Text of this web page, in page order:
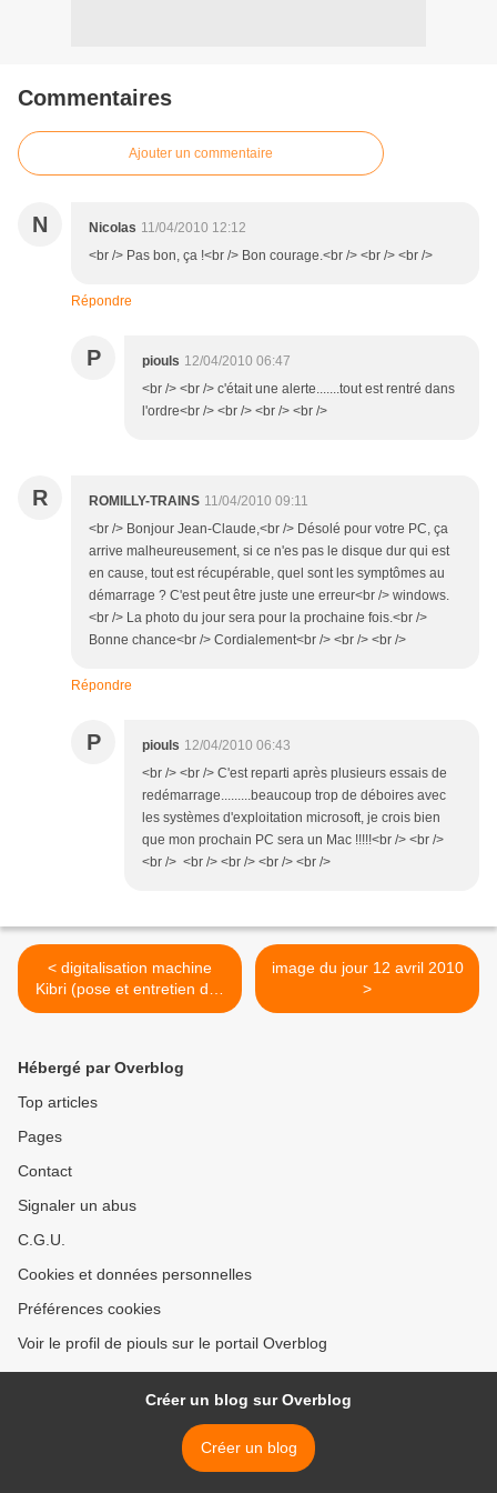
Commentaires
Ajouter un commentaire
N Nicolas 11/04/2010 12:12
<br /> Pas bon, ça !<br /> Bon courage.<br /> <br /> <br />
Répondre
P piouls 12/04/2010 06:47
<br /> <br /> c'était une alerte.......tout est rentré dans
l'ordre<br /> <br /> <br /> <br />
R ROMILLY-TRAINS 11/04/2010 09:11
<br /> Bonjour Jean-Claude,<br /> Désolé pour votre PC, ça
arrive malheureusement, si ce n'es pas le disque dur qui est
en cause, tout est récupérable, quel sont les symptômes au
démarrage ? C'est peut être juste une erreur<br /> windows.
<br /> La photo du jour sera pour la prochaine fois.<br />
Bonne chance<br /> Cordialement<br /> <br /> <br />
Répondre
P piouls 12/04/2010 06:43
<br /> <br /> C'est reparti après plusieurs essais de
redémarrage.........beaucoup trop de déboires avec
les systèmes d'exploitation microsoft, je crois bien
que mon prochain PC sera un Mac !!!!!<br /> <br />
<br /> <br /> <br /> <br /> <br />
< digitalisation machine
Kibri (pose et entretien des
caténaires)
image du jour 12 avril 2010
>
Hébergé par Overblog
Top articles
Pages
Contact
Signaler un abus
C.G.U.
Cookies et données personnelles
Préférences cookies
Voir le profil de piouls sur le portail Overblog
Créer un blog sur Overblog
Créer un blog